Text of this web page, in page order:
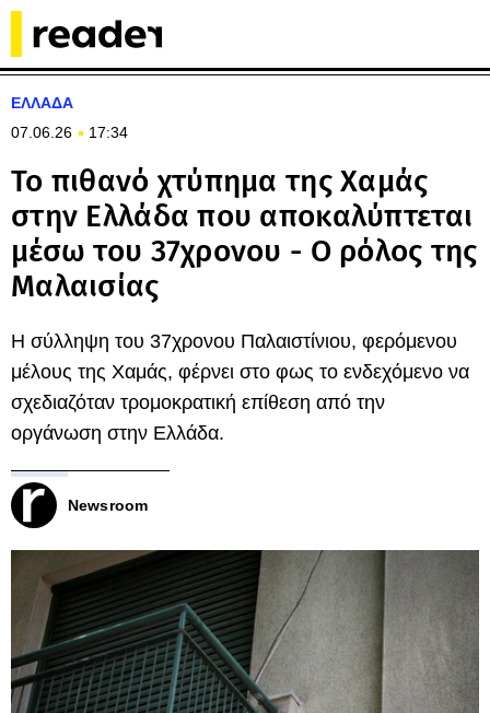
ΕΛΛΑΔΑ
07.06.26
17:34
Το πιθανό χτύπημα της Χαμάς
στην Ελλάδα που αποκαλύπτεται
μέσω του 37χρονου - Ο ρόλος της
Μαλαισίας
H σύλληψη του 37χρονου Παλαιστίνιου, φερόμενου
μέλους της Χαμάς, φέρνει στο φως το ενδεχόμενο να
σχεδιαζόταν τρομοκρατική επίθεση από την
οργάνωση στην Ελλάδα.
Newsroom